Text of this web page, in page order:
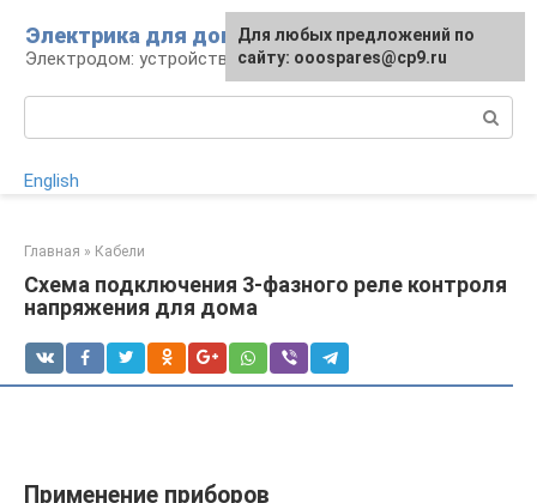
контенту
Электрика для дома
Электродом: устройства, кабели, ремонт
English
Главная » Кабели
Схема подключения 3-фазного реле контроля
напряжения для дома
Применение приборов
Для любых предложений по
сайту: ooospares@cp9.ru